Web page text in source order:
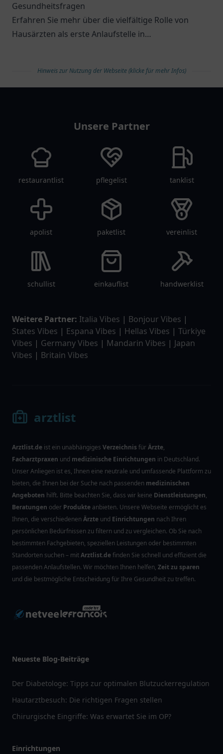
Gesundheitsfragen
Erfahren Sie mehr über die vielfältige Rolle von
Hausärzten als erste Anlaufstelle in
Hinweis zur Nutzung der Webseite (klicke für mehr Infos)
Unsere Partner
restaurantlist pflegelist tanklist
apolist paketlist vereinlist
schullist einkauflist handwerklist
Weitere Partner: Italia Vibes | Bonjour Vibes |
States Vibes | Espana Vibes | Hellas Vibes | Türkiye
Vibes | Germany Vibes | Mandarin Vibes | Japan
Vibes | Britain Vibes
arztlist
Arztlist.de ist ein unabhängiges VerzeichnisfürÄrzte,
Facharztpraxen und medizinische Einrichtungen in Deutschland.
Unser Anliegen ist es, Ihnen eine neutrale und umfassende Plattform zu
bieten, die Ihnen bei der Suche nach passenden medizinischen
Angeboten hilft. Bitte beachten Sie, dass wir keine Dienstleistungen,
Beratungen oder Produkte anbieten. Unsere Webseite ermöglicht es
Ihnen, die verschiedenenÄrzte und Einrichtungen nach Ihren
persönlichen Bedürfnissen zu filtern und zu vergleichen. Ob Sie nach
bestimmten Fachgebieten, speziellen Leistungen oder bestimmten
Standorten suchen – mitArztlist.definden Sie schnell und effizient die
passenden Anlaufstellen. Wir möchten Ihnen helfen, Zeit zu sparen
und die bestmögliche Entscheidung für Ihre Gesundheit zu treffen.
Neueste Blog-Beiträge
Der Diabetologe: Tipps zur optimalen Blutzuckerregulation
Hautarztbesuch: Die richtigen Fragen stellen
Chirurgische Eingriffe: Was erwartet Sie im OP?
Einrichtungen